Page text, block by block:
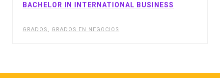
BACHELOR IN INTERNATIONAL BUSINESS
GRADOS , GRADOS EN NEGOCIOS